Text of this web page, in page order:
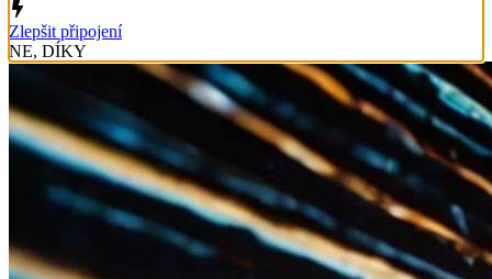
Zlepšit připojení
NE, DÍKY